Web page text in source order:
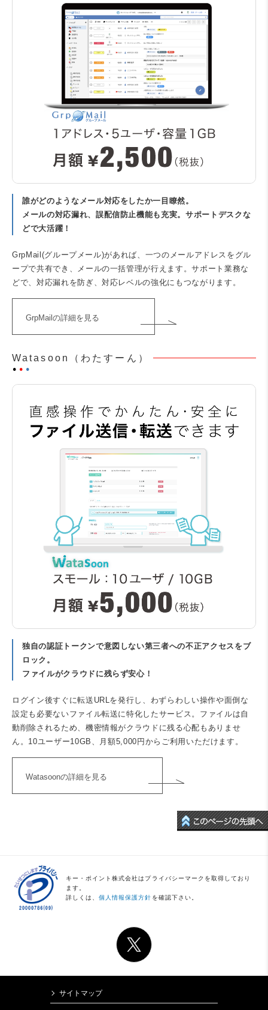
誰がどのようなメール対応をしたか一目瞭然。
メールの対応漏れ、誤配信防止機能も充実。サポートデスクな
どで大活躍！
GrpMail(グループメール)があれば、一つのメールアドレスをグル
ープで共有でき、メールの一括管理が行えます。サポート業務な
どで、対応漏れを防ぎ、対応レベルの強化にもつながります。
GrpMailの詳細を見る
Watasoon（わたすーん）
⚫︎ ⚫︎ ⚫︎
独自の認証トークンで意図しない第三者への不正アクセスをブ
ロック。
ファイルがクラウドに残らず安心！
ログイン後すぐに転送URLを発行し、わずらわしい操作や面倒な
設定も必要ないファイル転送に特化したサービス。ファイルは自
動削除されるため、機密情報がクラウドに残る心配もありませ
ん。10ユーザー10GB、月額5,000円からご利用いただけます。
Watasoonの詳細を見る
キー・ポイント株式会社はプライバシーマークを取得しており
ます。
詳しくは、個人情報保護方針 を確認下さい。
サイトマップ